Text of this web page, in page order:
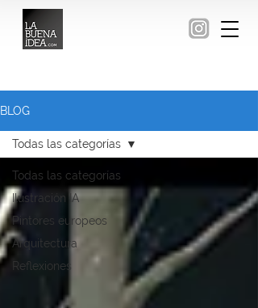
BLOG
Todas las categorías
Ilustración IA
Pintores europeos
Arquitectura
Reflexiones
Todas las categorías